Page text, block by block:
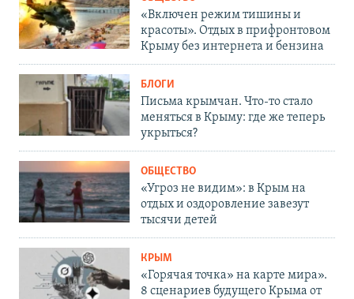
«Включен режим тишины и
красоты». Отдых в прифронтовом
Крыму без интернета и бензина
БЛОГИ
Письма крымчан. Что-то стало
меняться в Крыму: где же теперь
укрыться?
ОБЩЕСТВО
«Угроз не видим»: в Крым на
отдых и оздоровление завезут
тысячи детей
КРЫМ
«Горячая точка» на карте мира».
8 сценариев будущего Крыма от